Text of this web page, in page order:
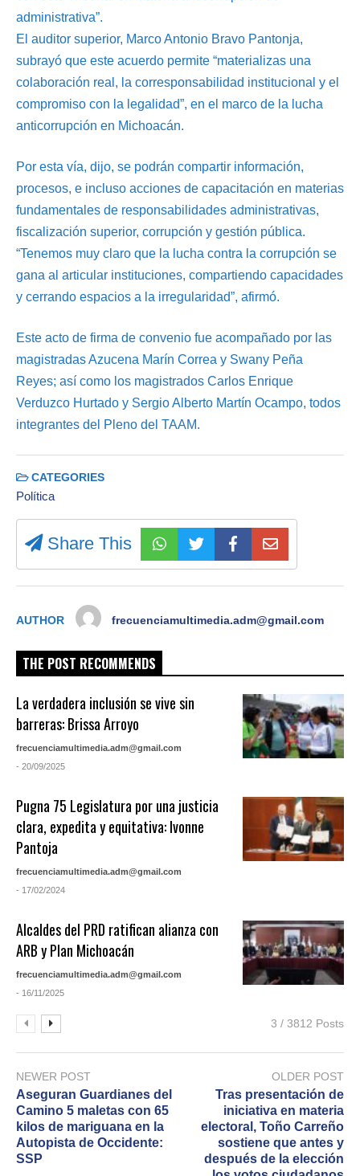
administrativa”.
El auditor superior, Marco Antonio Bravo Pantonja,
subrayó que este acuerdo permite “materializas una
colaboración real, la corresponsabilidad institucional y el
compromiso con la legalidad”, en el marco de la lucha
anticorrupción en Michoacán.
Por esta vía, dijo, se podrán compartir información,
procesos, e incluso acciones de capacitación en materias
fundamentales de responsabilidades administrativas,
fiscalización superior, corrupción y gestión pública.
“Tenemos muy claro que la lucha contra la corrupción se
gana al articular instituciones, compartiendo capacidades
y cerrando espacios a la irregularidad”, afirmó.
Este acto de firma de convenio fue acompañado por las
magistradas Azucena Marín Correa y Swany Peña
Reyes; así como los magistrados Carlos Enrique
Verduzco Hurtado y Sergio Alberto Martín Ocampo, todos
integrantes del Pleno del TAAM.
CATEGORIES
Política
Share This
AUTHOR frecuenciamultimedia.adm@gmail.com
THE POST RECOMMENDS
La verdadera inclusión se vive sin
barreras: Brissa Arroyo
frecuenciamultimedia.adm@gmail.com
- 20/09/2025
Pugna 75 Legislatura por una justicia
clara, expedita y equitativa: Ivonne
Pantoja
frecuenciamultimedia.adm@gmail.com
- 17/02/2024
Alcaldes del PRD ratifican alianza con
ARB y Plan Michoacán
frecuenciamultimedia.adm@gmail.com
- 16/11/2025
3 / 3812 Posts
NEWER POST
Aseguran Guardianes del
Camino 5 maletas con 65
kilos de mariguana en la
Autopista de Occidente:
SSP
OLDER POST
Tras presentación de
iniciativa en materia
electoral, Toño Carreño
sostiene que antes y
después de la elección